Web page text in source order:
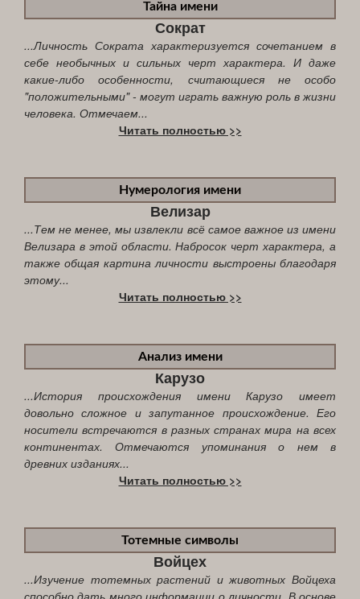
Тайна имени
Сократ
...Личность Сократа характеризуется сочетанием в
себе необычных и сильных черт характера. И даже
какие-либо особенности, считающиеся не особо
"положительными" - могут играть важную роль в жизни
человека. Отмечаем...
Читать полностью >>
Нумерология имени
Велизар
...Тем не менее, мы извлекли всё самое важное из имени
Велизара в этой области. Набросок черт характера, а
также общая картина личности выстроены благодаря
этому...
Читать полностью >>
Анализ имени
Карузо
...История происхождения имени Карузо имеет
довольно сложное и запутанное происхождение. Его
носители встречаются в разных странах мира на всех
континентах. Отмечаются упоминания о нем в
древних изданиях...
Читать полностью >>
Тотемные символы
Войцех
...Изучение тотемных растений и животных Войцеха
способно дать много информации о личности. В основе